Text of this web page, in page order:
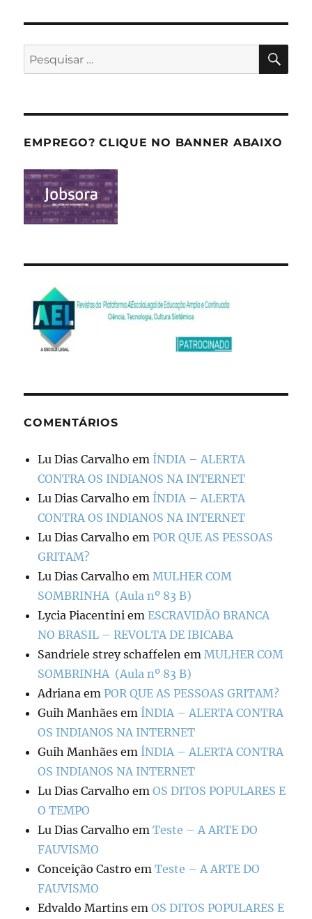
Pesquisar
por:
EMPREGO? CLIQUE NO BANNER ABAIXO
COMENTÁRIOS
Lu Dias Carvalho em ÍNDIA – ALERTA
CONTRA OS INDIANOS NA INTERNET
Lu Dias Carvalho em ÍNDIA – ALERTA
CONTRA OS INDIANOS NA INTERNET
Lu Dias Carvalho em POR QUE AS PESSOAS
GRITAM?
Lu Dias Carvalho em MULHER COM
SOMBRINHA (Aula nº 83 B)
Lycia Piacentini emESCRAVIDÃO BRANCA
NO BRASIL – REVOLTA DE IBICABA
Sandriele strey schaffelen em MULHER COM
SOMBRINHA (Aula nº 83 B)
Adriana em POR QUE AS PESSOAS GRITAM?
Guih Manhães em ÍNDIA – ALERTA CONTRA
OS INDIANOS NA INTERNET
Guih Manhães em ÍNDIA – ALERTA CONTRA
OS INDIANOS NA INTERNET
Lu Dias Carvalho emOS DITOS POPULARES E
O TEMPO
Lu Dias Carvalho emTeste – A ARTE DO
FAUVISMO
Conceição Castro emTeste – A ARTE DO
FAUVISMO
Edvaldo Martins emOS DITOS POPULARES E